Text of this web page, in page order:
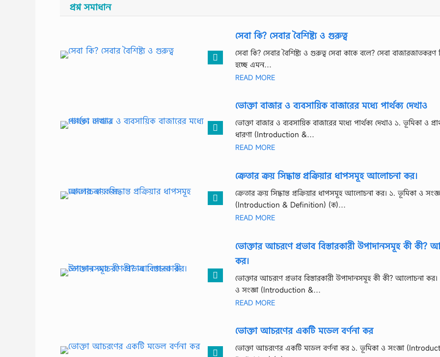
প্রশ্ন সমাধান
সেবা কি? সেবার বৈশিষ্ট্য ও গুরুত্ব
সেবা কি? সেবার বৈশিষ্ট্য ও গুরুত্ব সেবা কাকে বলে? সেবা বাজারজাতকরণ
হচ্ছে এমন…
READ MORE
ভোক্তা বাজার ও ব্যবসায়িক বাজারের মধ্যে পার্থক্য দেখাও
ভোক্তা বাজার ও ব্যবসায়িক বাজারের মধ্যে পার্থক্য দেখাও ১. ভূমিকা ও
ধারণা (Introduction &…
READ MORE
ক্রেতার ক্রয় সিদ্ধান্ত প্রক্রিয়ার ধাপসমূহ আলোচনা কর।
ক্রেতার ক্রয় সিদ্ধান্ত প্রক্রিয়ার ধাপসমূহ আলোচনা কর। ১. ভূমিকা ও
(Introduction & Definition) (ক)…
READ MORE
ভোক্তার আচরণে প্রভাব বিস্তারকারী উপাদানসমূহ কী কী?
কর।
ভোক্তার আচরণে প্রভাব বিস্তারকারী উপাদানসমূহ কী কী? আলোচনা
ও সংজ্ঞা (Introduction &…
READ MORE
ভোক্তা আচরণের একটি মডেল বর্ণনা কর
ভোক্তা আচরণের একটি মডেল বর্ণনা কর ১. ভূমিকা ও সংজ্ঞা